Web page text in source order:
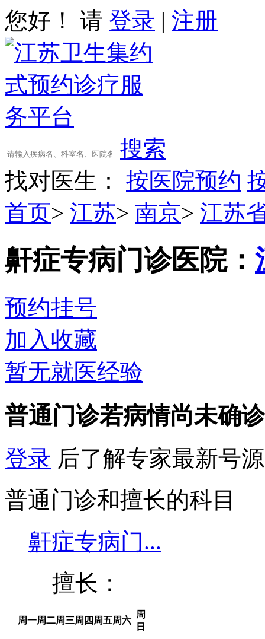
您好！ 请 登录 | 注册
搜索
找对医生：
按医院预约
首页> 江苏> 南京> 江苏
鼾症专病门诊医院：
预约挂号
加入收藏
暂无就医经验
普通门诊若病情尚未确
登录 后了解专家最新号
普通门诊和擅长的科目
鼾症专病门...
擅长：
周一周二周三周四 周五周六
周
日